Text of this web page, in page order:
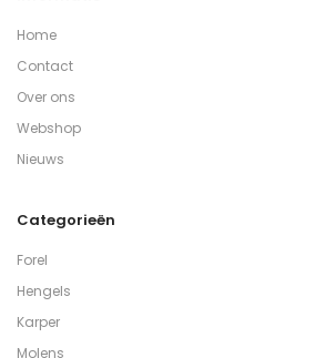
Home
Contact
Over ons
Webshop
Nieuws
Categorieën
Forel
Hengels
Karper
Molens